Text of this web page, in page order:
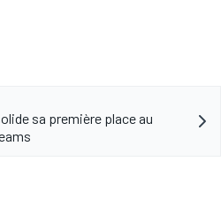
sa première place au